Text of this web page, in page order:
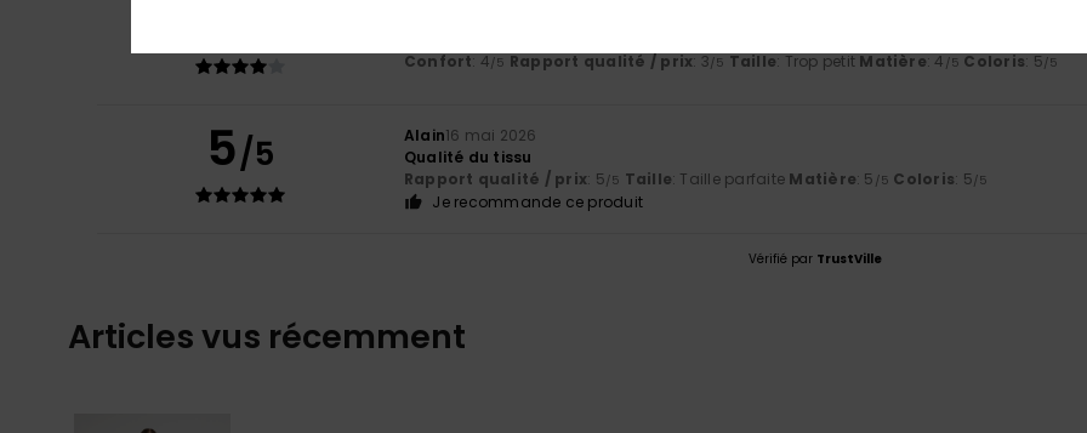
Confort: 4/5 Rapport qualité / prix: 3/5 Taille: Trop petit Matière: 4 /5 Coloris: 5/5
5/5 Alain16 mai 2026
Qualité du tissu
Rapport qualité / prix: 5/5 Taille: Taille parfaite Matière: 5 /5 Coloris: 5/5
Je recommande ce produit
Vérifié par TrustVille
Articles vus récemment